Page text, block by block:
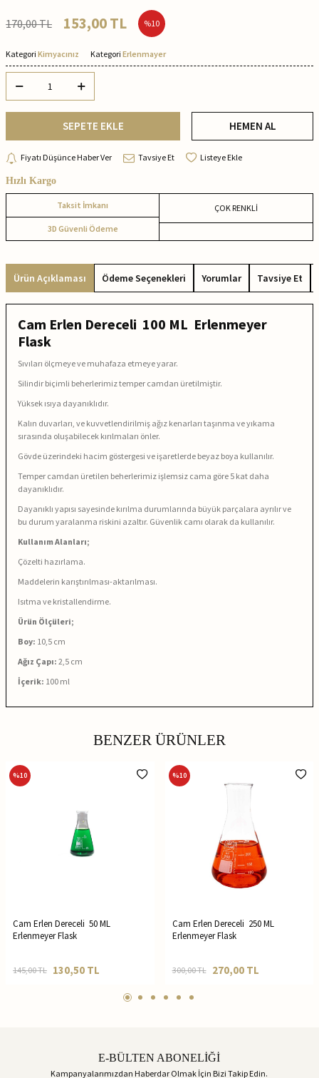
170,00TL 153,00TL %10
Kategori Kimyacınız Kategori Erlenmayer
SEPETE EKLE HEMEN AL
Fiyatı Düşünce Haber Ver Tavsiye Et Listeye Ekle
Hızlı Kargo
Taksit İmkanı
3D Güvenli Ödeme
ÇOK RENKLİ
Ürün Açıklaması Ödeme Seçenekleri Yorumlar Tavsiye Et
Cam Erlen Dereceli 100 ML Erlenmeyer
Flask
Sıvıları ölçmeye ve muhafaza etmeye yarar.
Silindir biçimli beherlerimiz temper camdan üretilmiştir.
Yüksek ısıya dayanıklıdır.
Kalın duvarları, ve kuvvetlendirilmiş ağız kenarları taşınma ve yıkama
sırasında oluşabilecek kırılmaları önler.
Gövde üzerindeki hacim göstergesi ve işaretlerde beyaz boya kullanılır.
Temper camdan üretilen beherlerimiz işlemsiz cama göre 5 kat daha
dayanıklıdır.
Dayanıklı yapısı sayesinde kırılma durumlarında büyük parçalara ayrılır ve
bu durum yaralanma riskini azaltır. Güvenlik camı olarak da kullanılır.
Kullanım Alanları;
Çözelti hazırlama.
Maddelerin karıştırılması-aktarılması.
Isıtma ve kristallendirme.
Ürün Ölçüleri;
Boy: 10,5 cm
Ağız Çapı: 2,5 cm
İçerik: 100 ml
BENZER ÜRÜNLER
%10
Cam Erlen Dereceli 50 ML
Erlenmeyer Flask
145,00TL 130,50 TL
%10
Cam Erlen Dereceli 250 ML
Erlenmeyer Flask
300,00TL 270,00TL
E-BÜLTEN ABONELİĞİ
Kampanyalarımızdan Haberdar Olmak İçin Bizi Takip Edin.